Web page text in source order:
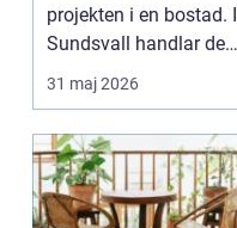
projekten i en bostad. I
Sundsvall handlar det
ofta om att ko...
31 maj 2026